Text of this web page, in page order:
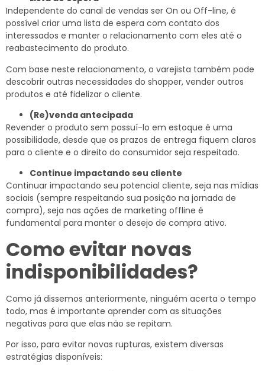
Independente do canal de vendas ser On ou Off-line, é
possível criar uma lista de espera com contato dos
interessados e manter o relacionamento com eles até o
reabastecimento do produto.
Com base neste relacionamento, o varejista também pode
descobrir outras necessidades do shopper, vender outros
produtos e até fidelizar o cliente.
(Re)venda antecipada
Revender o produto sem possuí-lo em estoque é uma
possibilidade, desde que os prazos de entrega fiquem claros
para o cliente e o direito do consumidor seja respeitado.
Continue impactando seu cliente
Continuar impactando seu potencial cliente, seja nas mídias
sociais (sempre respeitando sua posição na jornada de
compra), seja nas ações de marketing offline é
fundamental para manter o desejo de compra ativo.
Como evitar novas
indisponibilidades?
Como já dissemos anteriormente, ninguém acerta o tempo
todo, mas é importante aprender com as situações
negativas para que elas não se repitam.
Por isso, para evitar novas rupturas, existem diversas
estratégias disponíveis: